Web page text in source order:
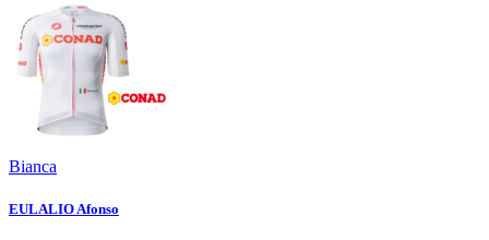
Bianca
EULALIO Afonso